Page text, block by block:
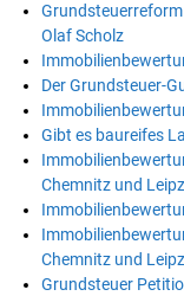
Olaf Scholz
Der Grundsteuer-
Gibt es baureifes
Chemnitz und
Chemnitz und
Grundsteuer